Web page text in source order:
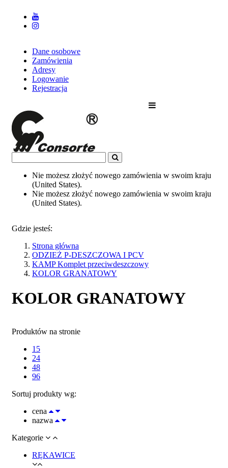
Dane osobowe
Zamówienia
Adresy
Logowanie
Rejestracja
Nie możesz złożyć nowego zamówienia w swoim kraju
(United States).
Nie możesz złożyć nowego zamówienia w swoim kraju
(United States).
Gdzie jesteś:
Strona główna
ODZIEŻ P-DESZCZOWA I PCV
KAMP Komplet przeciwdeszczowy
KOLOR GRANATOWY
KOLOR GRANATOWY
Produktów na stronie
15
24
48
96
Sortuj produkty wg:
cena
nazwa
Kategorie
RĘKAWICE